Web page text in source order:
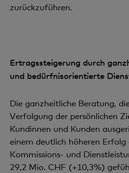
zurückzuführen.
Ertragssteigerung durch
und bedürfnisorientierte
Die ganzheitliche Beratung,
Verfolgung der persönlichen
Kundinnen und Kunden
einem deutlich höheren Erfolg
Kommissions- und
29,2 Mio. CHF (+10,3%)